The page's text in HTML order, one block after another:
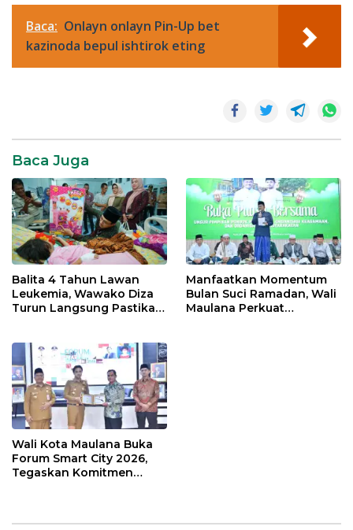
Baca: Onlayn onlayn Pin-Up bet
kazinoda bepul ishtirok eting
Baca Juga
Balita 4 Tahun Lawan
Leukemia, Wawako Diza
Turun Langsung Pastikan
Manfaatkan Momentum
Bulan Suci Ramadan, Wali
Maulana Perkuat
Wali Kota Maulana Buka
Forum Smart City 2026,
Tegaskan Komitmen